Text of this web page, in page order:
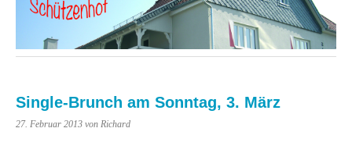
Single-Brunch am Sonntag, 3. März
27. Februar 2013 von Richard